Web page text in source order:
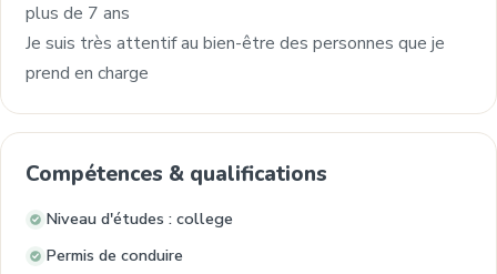
plus de 7 ans
Je suis très attentif au bien-être des personnes que je
prend en charge
Compétences & qualifications
Niveau d'études : college
Permis de conduire